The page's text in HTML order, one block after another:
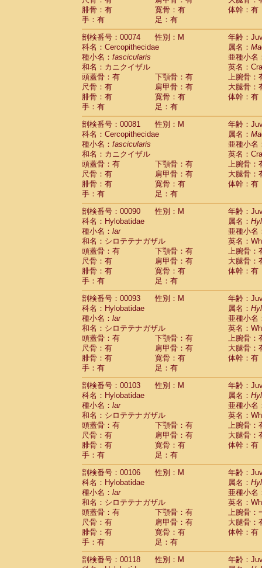
CercopithecidaeNasalis larvatus(0)
CercopithecidaePresbytes
CercopithecidaePygathrix nemaeus
CercopithecidaeSemnopithecus
Cercopithecidae
Trachypithecus
Cercopithecidae
Trachypithecus
Cercopithecidae
Trachypithecus
CercopithecidaeTrachypithecus
CercopithecidaeColobinae spp.(0)
CercopithecidaePresbytesinaespp.(0)
CercopithecidaeCercopithecidae
HylobatidaeHoolock hoolock(0)
HylobatidaeHylobates agilis
HylobatidaeHylobates klossii (0)
Hylobatidae
HylobatidaeHylobates moloch(0)
Hylobatidae Hylobates muelleri(0)
HylobatidaeHylobates pileatus(2)
Hylobatidae Hylobates
HylobatidaeHylobateshybrid(0)
HylobatidaeNomascus concolor(0)
Hylobatidae
Symphalangus
Hominidae
(0)
HominidaePan troglodytes
Hominidae Gorilla gorilla beringei(0)
Hominidae Gorilla gorilla gorilla(0)
Primates misc.(0)
Scandentia Dendrogale melanura
Scandentia Ptilocercus lowii
Scandentia
Scandentia
ScandentiaTupaia minor
腓骨：有
寛骨：有
体幹：有
手：有
足：有
剖検番号：00074
性別：M
年齢：
科名：Cercopithecidae
属名：
種小名： fascicularis
亜種小名
和名：カニクイザル
英名：
頭蓋骨：有
下顎骨：有
上腕骨：
尺骨：有
肩甲骨：有
大腿骨：
腓骨：有
寛骨：有
体幹：有
手：有
足：有
剖検番号：00081
性別：M
年齢：
科名：Cercopithecidae
属名：
種小名： fascicularis
亜種小名
和名：カニクイザル
英名：
頭蓋骨：有
下顎骨：有
上腕骨：
尺骨：有
肩甲骨：有
大腿骨：
腓骨：有
寛骨：有
体幹：有
手：有
足：有
剖検番号：00090
性別：M
年齢：
科名：Hylobatidae
属名：
種小名： lar
亜種小名
和名：シロテテナガザル
英名：
頭蓋骨：有
下顎骨：有
上腕骨：
尺骨：有
肩甲骨：有
大腿骨：
腓骨：有
寛骨：有
体幹：有
手：有
足：有
剖検番号：00093
性別：M
年齢：
科名：Hylobatidae
属名：
種小名： lar
亜種小名
和名：シロテテナガザル
英名：
頭蓋骨：有
下顎骨：有
上腕骨：
尺骨：有
肩甲骨：有
大腿骨：
腓骨：有
寛骨：有
体幹：有
手：有
足：有
剖検番号：00103
性別：M
年齢：
科名：Hylobatidae
属名：
種小名： lar
亜種小名
和名：シロテテナガザル
英名：
頭蓋骨：有
下顎骨：有
上腕骨：
尺骨：有
肩甲骨：有
大腿骨：
腓骨：有
寛骨：有
体幹：有
手：有
足：有
剖検番号：00106
性別：M
年齢：
科名：Hylobatidae
属名：
種小名： lar
亜種小名
和名：シロテテナガザル
英名：
頭蓋骨：有
下顎骨：有
上腕骨：
尺骨：有
肩甲骨：有
大腿骨：
腓骨：有
寛骨：有
体幹：有
手：有
足：有
剖検番号：00118
性別：M
年齢：